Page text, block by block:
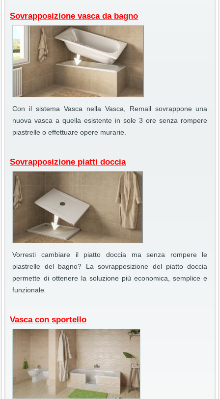
Sovrapposizione vasca da bagno
Con il sistema Vasca nella Vasca, Remail sovrappone una
nuova vasca a quella esistente in sole 3 ore senza rompere
piastrelle o effettuare opere murarie.
Sovrapposizione piatti doccia
Vorresti cambiare il piatto doccia ma senza rompere le
piastrelle del bagno? La sovrapposizione del piatto doccia
permette di ottenere la soluzione più economica, semplice e
funzionale.
Vasca con sportello